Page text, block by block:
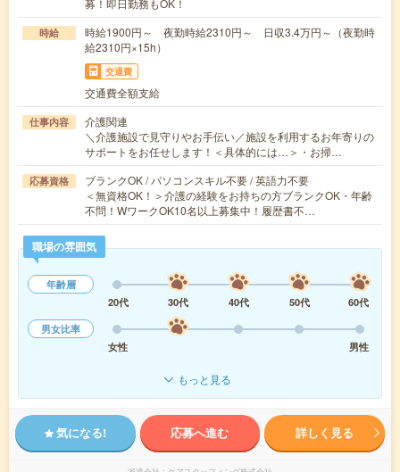
募！即日勤務もOK！
時給
時給1900円～ 夜勤時給2310円～ 日収3.4万円～（夜勤時
給2310円×15h）
交通費
交通費全額支給
仕事内容
介護関連
＼介護施設で見守りやお手伝い／施設を利用するお年寄りの
サポートをお任せします！＜具体的には…＞・お掃…
応募資格
ブランクOK / パソコンスキル不要 / 英語力不要
＜無資格OK！＞介護の経験をお持ちの方ブランクOK・年齢
不問！WワークOK10名以上募集中！履歴書不…
職場の雰囲気
年齢層
20代
30代 40代 50代
60代
男女比率
女性
男性
もっと見る
気になる! 応募へ進む 詳しく見る